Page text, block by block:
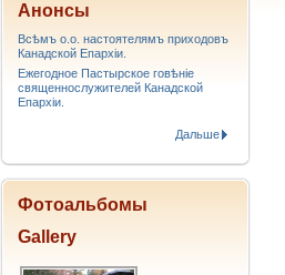
Анонсы
Всѣмъ о.о. настоятелямъ приходовъ
Канадской Епархiи.
Ежегодное Пастырское говѣніе
священнослужителей Канадской
Епархіи.
Дальше
Фотоальбомы
Gallery